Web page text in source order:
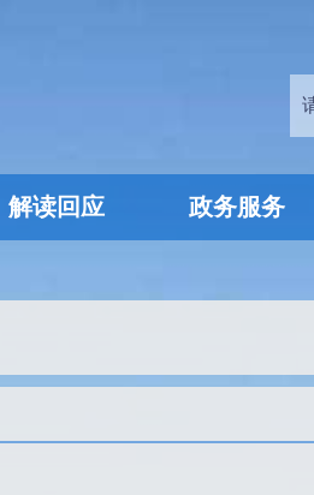
解读回应 政务服务